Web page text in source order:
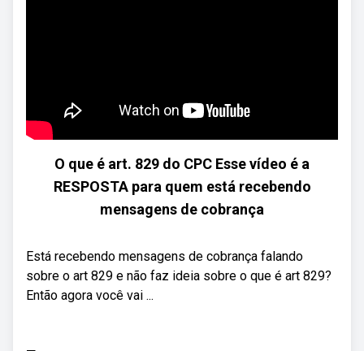
O que é art. 829 do CPC Esse vídeo é a
RESPOSTA para quem está recebendo
mensagens de cobrança
Está recebendo mensagens de cobrança falando
sobre o art 829 e não faz ideia sobre o que é art 829?
Então agora você vai ...